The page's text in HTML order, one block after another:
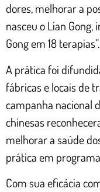
dores, melhorar a
nasceu o Lian
Gong em 18 terapias”.
A prática foi
fábricas e locais de
campanha nacional
chinesas
melhorar a saúde
prática em
Com sua eficácia